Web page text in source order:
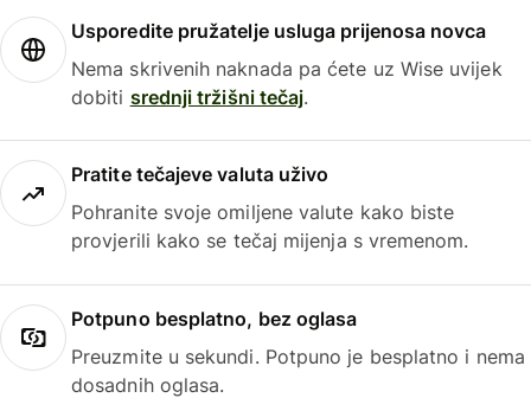
Usporedite pružatelje usluga prijenosa novca
Nema skrivenih naknada pa ćete uz Wise uvijek
dobiti srednji tržišni tečaj.
Pratite tečajeve valuta uživo
Pohranite svoje omiljene valute kako biste
provjerili kako se tečaj mijenja s vremenom.
Potpuno besplatno, bez oglasa
Preuzmite u sekundi. Potpuno je besplatno i nema
dosadnih oglasa.